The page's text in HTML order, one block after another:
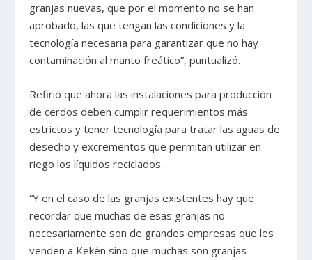
granjas nuevas, que por el momento no se han
aprobado, las que tengan las condiciones y la
tecnología necesaria para garantizar que no hay
contaminación al manto freático”, puntualizó.
Refirió que ahora las instalaciones para producción
de cerdos deben cumplir requerimientos más
estrictos y tener tecnología para tratar las aguas de
desecho y excrementos que permitan utilizar en
riego los líquidos reciclados.
“Y en el caso de las granjas existentes hay que
recordar que muchas de esas granjas no
necesariamente son de grandes empresas que les
venden a Kekén sino que muchas son granjas